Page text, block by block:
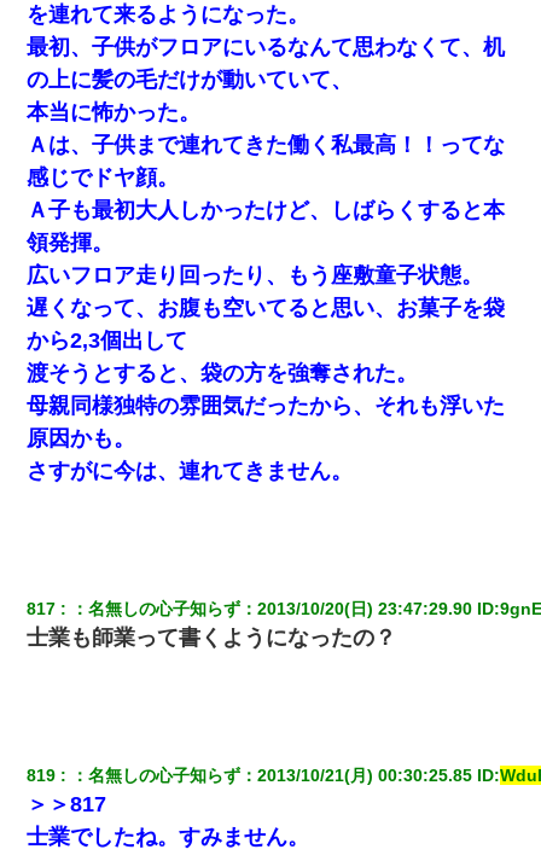
22歳の頃、父に36歳の男性とお見合いをしてくれと頼まれた。父
の親会社の経営者の息子さんだったので、父も喜んで私の写真を
送ったんだが→
嫁が涙声で『会いたいね』とか言っているのが聞こえた。俺「こ
んな時間に誰と電話してんの？」嫁「ごめんなさい…！（大号
泣」俺（キターー）→
宅飲みで女友達の乳を見てしまった・・・
「パワハラを受けたから思い切って転職した」とSNSで呟いた
ら、速攻でパワハラかました元上司がLINEを送ってきた。
【考察】兄嫁急死の1年後、兄が引越すというので手伝いに行った
ら下着が入った引き出しの奥にとんでもないモノを見つけた
ミスした新人(
)に冗談で「行為させてくれたら許してあげる」
って言ったら・・・
｢昨日はお兄ちゃんと一緒にお風呂に入っちゃった～｣とか毎日兄
の話をしていたA子が事故で亡くなった。→Ａ子のお母さんの話に
何年か前に妹は離婚している。当時生まれた姪が義弟の子じゃな
を連れて来るようになった。
最初、子供がフロアにいるなんて思わなくて、机
の上に髪の毛だけが動いていて、
本当に怖かった。
Ａは、子供まで連れてきた働く私最高！！ってな
感じでドヤ顔。
Ａ子も最初大人しかったけど、しばらくすると本
領発揮。
広いフロア走り回ったり、もう座敷童子状態。
遅くなって、お腹も空いてると思い、お菓子を袋
から2,3個出して
渡そうとすると、袋の方を強奪された。
母親同様独特の雰囲気だったから、それも浮いた
原因かも。
さすがに今は、連れてきません。
817 ：名無しの心子知らず ：2013/10/20(日) 23:47:29.90 ID:
士業も師業って書くようになったの？
819 ：名無しの心子知らず ：2013/10/21(月) 00:30:25.85 ID:
＞＞817
士業でしたね。すみません。